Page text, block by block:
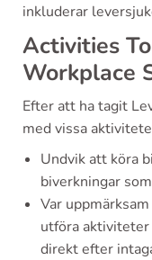
inkluderar
Activities
Workplace
Efter att ha tagit
med vissa
Undvik att köra
biverkningar
Var
utföra
direkt efter